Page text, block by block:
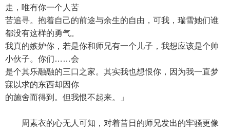
走，唯有你一个人苦
苦追寻。抱着自己的前途与余生的自由，可我，瑞雪她们谁
都没有这样的勇气。
我真的嫉妒你，若是你和师兄有一个儿子，我想应该是个帅
小伙子。你们……会
是个其乐融融的三口之家。其实我也想恨你，因为我一直梦
寐以求的东西却因你
的施舍而得到。但我恨不起来。」
周素衣的心无人可知，对着昔日的师兄发出的牢骚更像